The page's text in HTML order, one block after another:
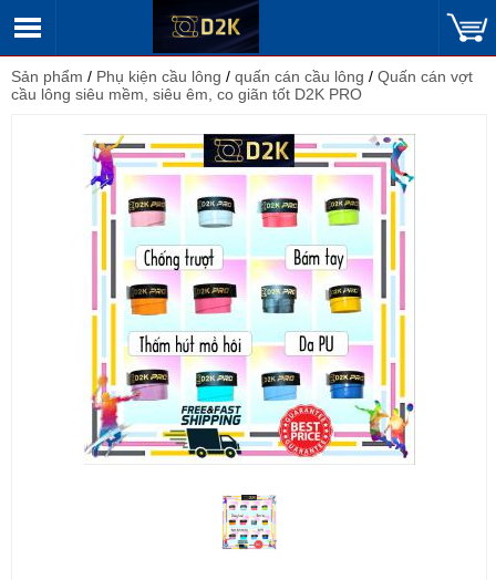
Sản phẩm / Phụ kiện cầu lông / quấn cán cầu lông / Quấn cán vợt
cầu lông siêu mềm, siêu êm, co giãn tốt D2K PRO